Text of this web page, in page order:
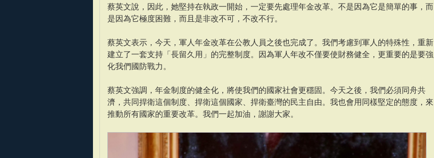
蔡英文說，因此，她堅持在執政一開始，一定要先處理年金改革。不是因為它是簡單的事，而
是因為它極度困難，而且是非改不可，不改不行。
蔡英文表示，今天，軍人年金改革在公教人員之後也完成了。我們考慮到軍人的特殊性，重新
建立了一套支持「長留久用」的完整制度。因為軍人年改不僅要使財務健全，更重要的是要強
化我們國防戰力。
蔡英文強調，年金制度的健全化，將使我們的國家社會更穩固。今天之後，我們必須同舟共
濟，共同捍衛這個制度、捍衛這個國家、捍衛臺灣的民主自由。我也會用同樣堅定的態度，來
推動所有國家的重要改革。我們一起加油，謝謝大家。